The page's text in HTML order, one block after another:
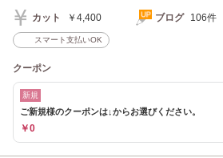
カット ￥4,400 ブログ 106件
スマート支払いOK
クーポン
新規
ご新規様のクーポンは↓からお選びください。
￥0